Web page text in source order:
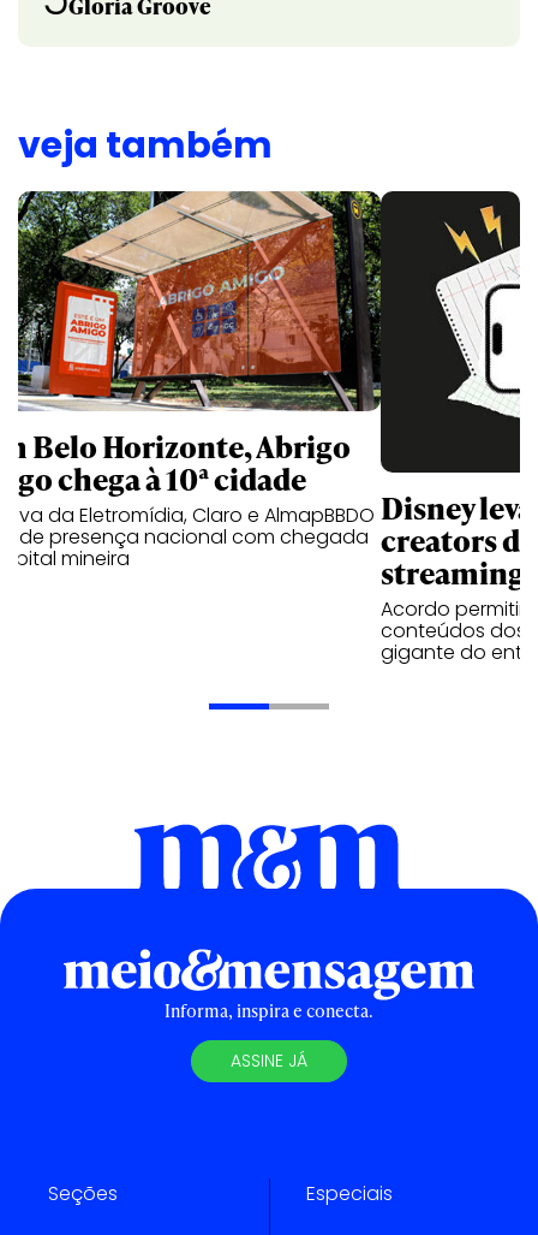
veja também
Belo Horizonte, Abrigo
chega à 10ª cidade
da Eletromídia, Claro e AlmapBBDO
presença nacional com chegada
mineira
Disney
creators
streaming
Acordo
conteúdos dos
gigante do
Informa, inspira e conecta.
ASSINE JÁ
Seções Especiais